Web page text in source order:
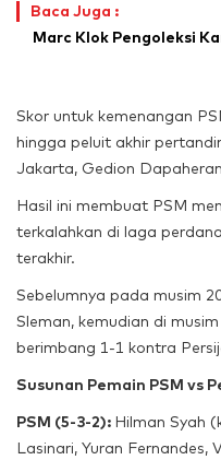
Baca Juga :
Marc Klok Pengoleksi
Skor untuk kemenangan
hingga peluit akhir
Jakarta, Gedion
Hasil ini membuat PSM
terkalahkan di laga
terakhir.
Sebelumnya pada musim
Sleman, kemudian di
berimbang 1-1 kontra
Susunan Pemain PSM vs
PSM (5-3-2): Hilman Syah
Lasinari, Yuran Fernandes,